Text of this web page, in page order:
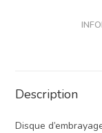
Description
Disque